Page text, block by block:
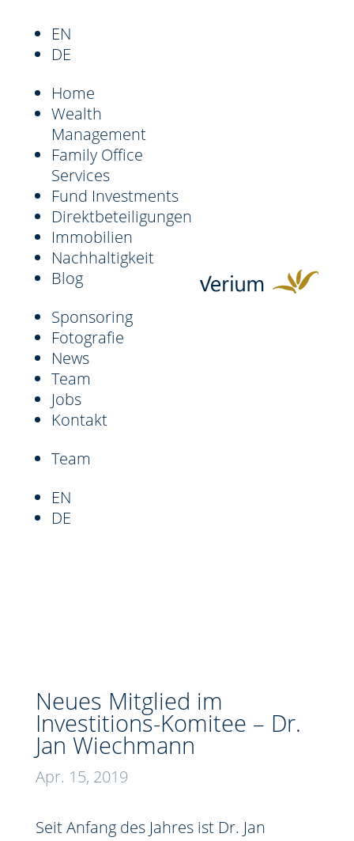
EN
DE
Home
Wealth
Management
Family Office
Services
Fund Investments
Direktbeteiligungen
Immobilien
Nachhaltigkeit
Blog
Sponsoring
Fotografie
News
Team
Jobs
Kontakt
Team
EN
DE
Neues Mitglied im
Investitions-Komitee – Dr.
Jan Wiechmann
Apr. 15, 2019
Seit Anfang des Jahres ist Dr. Jan